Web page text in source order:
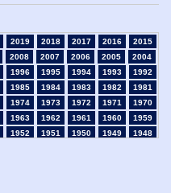
2019 2018 2017 2016
2015
2008 2007 2006 2005
2004
1996 1995 1994 1993
1992
1985 1984 1983 1982
1981
1974 1973 1972 1971
1970
1963 1962 1961 1960
1959
1952 1951 1950 1949
1948